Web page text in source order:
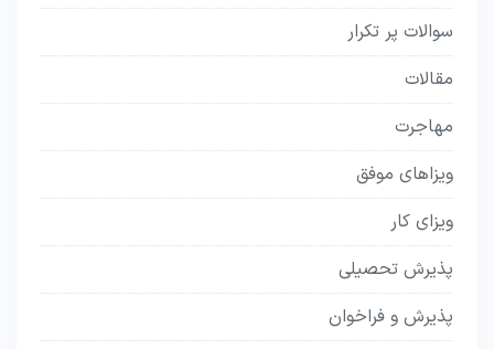
سوالات پر تکرار
مقالات
مهاجرت
ویزاهای موفق
ویزای کار
پذیرش تحصیلی
پذیرش و فراخوان